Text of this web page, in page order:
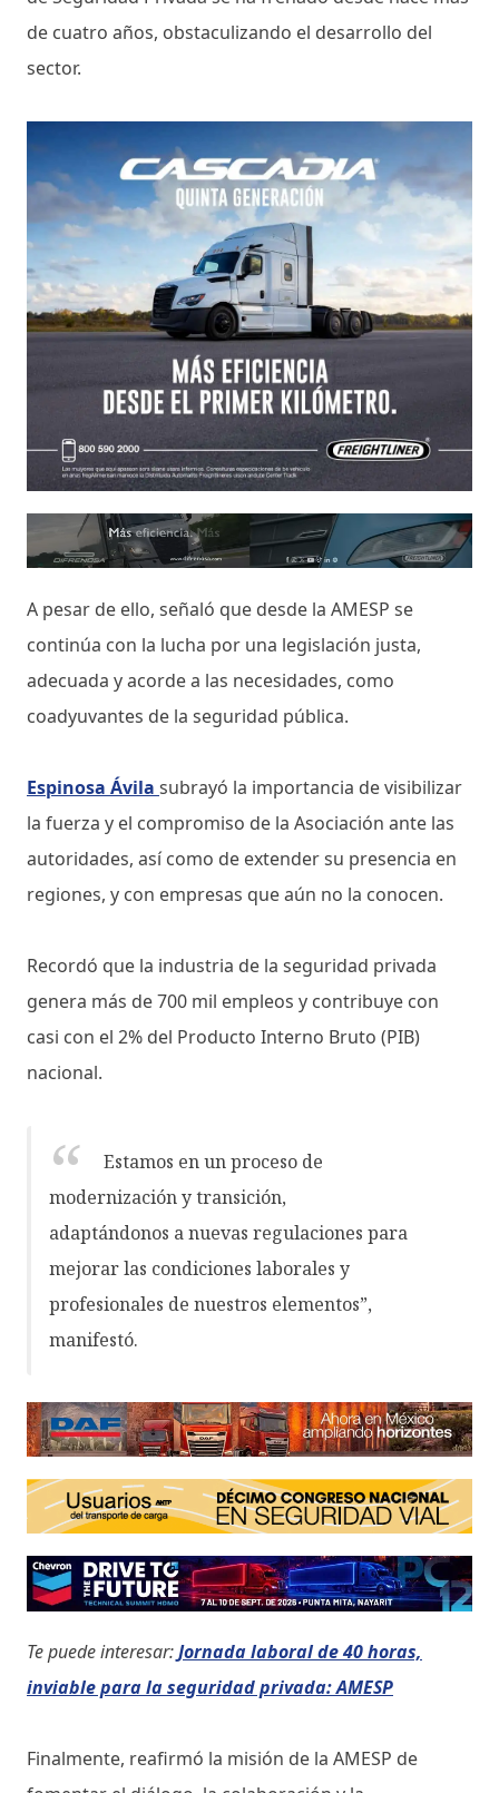
de cuatro años, obstaculizando el desarrollo del
sector.
A pesar de ello, señaló que desde la AMESP se
continúa con la lucha por una legislación justa,
adecuada y acorde a las necesidades, como
coadyuvantes de la seguridad pública.
Espinosa Ávila subrayó la importancia de visibilizar
la fuerza y el compromiso de la Asociación ante las
autoridades, así como de extender su presencia en
regiones, y con empresas que aún no la conocen.
Recordó que la industria de la seguridad privada
genera más de 700 mil empleos y contribuye con
casi con el 2% del Producto Interno Bruto (PIB)
nacional.
Estamos en un proceso de
modernización y transición,
adaptándonos a nuevas regulaciones para
mejorar las condiciones laborales y
profesionales de nuestros elementos”,
manifestó.
Te puede interesar:Jornada laboral de 40 horas,
inviable para la seguridad privada: AMESP
Finalmente, reafirmó la misión de la AMESP de